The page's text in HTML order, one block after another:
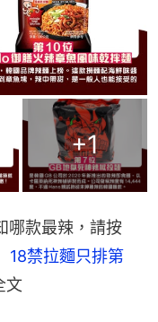
+1
哪款最辣，請按
18禁拉麵只排第
文